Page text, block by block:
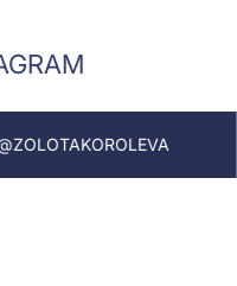
своей
украшение, а вещь с
магазине вы
так и более
В